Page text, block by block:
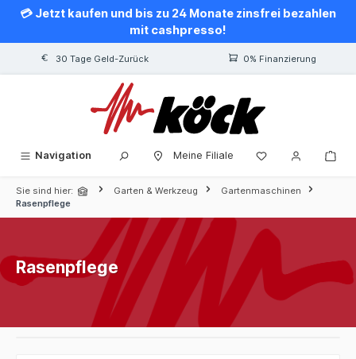
springen
💳 Jetzt kaufen und bis zu 24 Monate zinsfrei bezahlen
mit cashpresso!
30 Tage Geld-Zurück 0% Finanzierung
Navigation Meine Filiale
Sie sind hier: Garten & Werkzeug
Gartenmaschinen
Rasenpflege
Rasenpflege